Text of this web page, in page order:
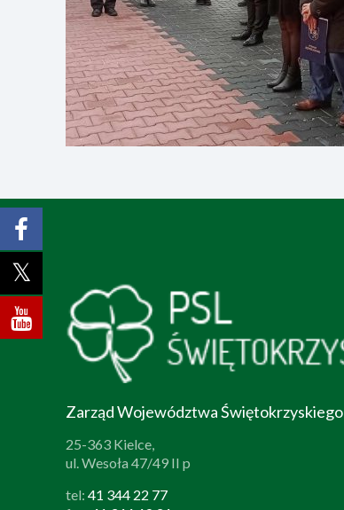
Zarząd Województwa Świętokrzyskiego
25-363 Kielce,
ul. Wesoła 47/49 II p
tel:41 344 22 77